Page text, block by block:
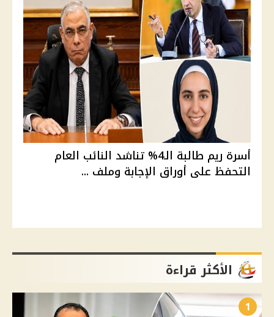
أسرة ريم طالبة الـ4% تناشد النائب العام
التحفظ على أوراق الإجابة وملف ...
الأكثر قراءة
1